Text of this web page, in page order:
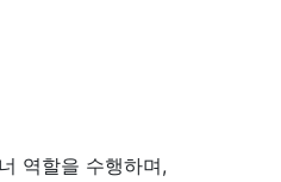
역할을 수행하며,